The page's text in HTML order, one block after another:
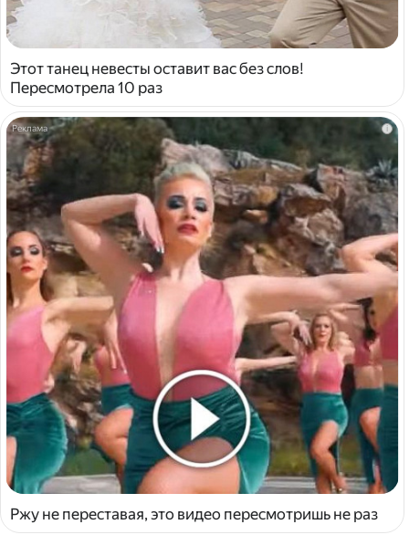
Этот танец невесты оставит вас без слов!
Пересмотрела 10 раз
i
Ржу не переставая, это видео пересмотришь не раз